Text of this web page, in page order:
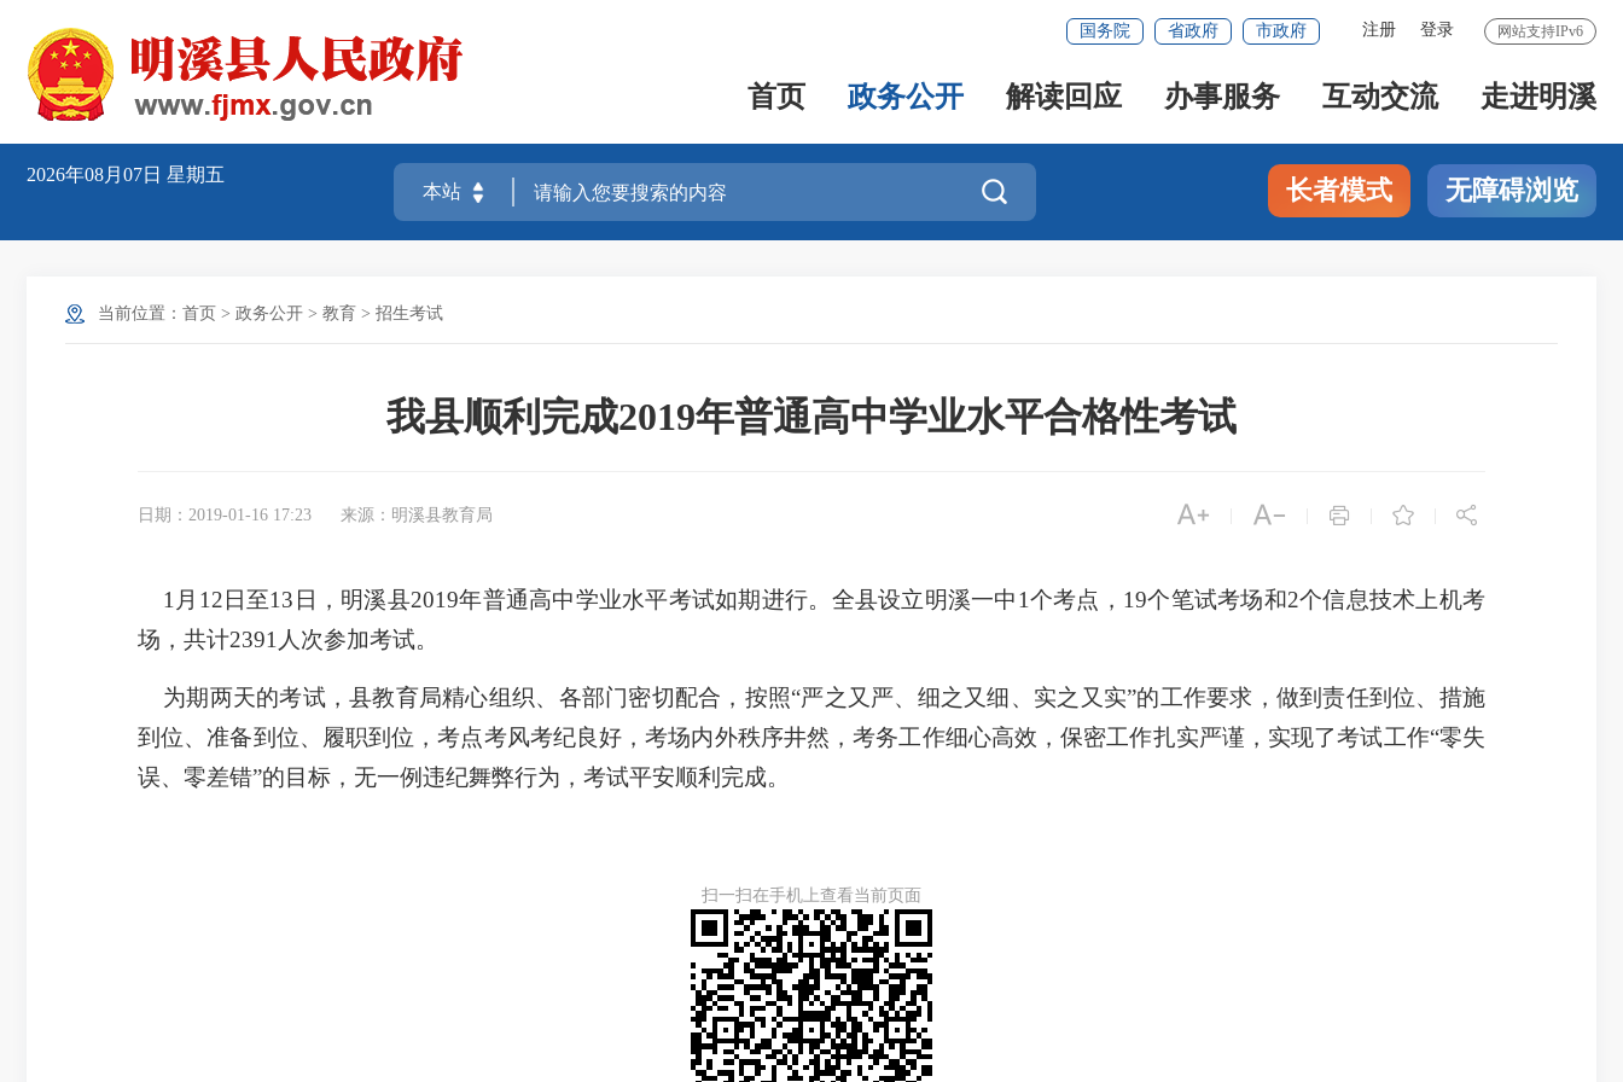
网站支持IPv6
注册 登录
国务院 省政府 市政府
首页 政务公开 解读回应 办事服务 互动交流 走进明溪
2026年08月07日 星期五
 长者模式 无障碍浏览
当前位置： 首页 > 政务公开 > 教育 > 招生考试
我县顺利完成2019年普通高中学业水平合格性考试
日期：2019-01-16 17:23 来源：明溪县教育局     
1月12日至13日，明溪县2019年普通高中学业水平考试如期进行。全县设立明溪一中1个考点，19个笔试考场和2个信息技术上机考
场，共计2391人次参加考试。
为期两天的考试，县教育局精心组织、各部门密切配合，按照“严之又严、细之又细、实之又实”的工作要求，做到责任到位、措施
到位、准备到位、履职到位，考点考风考纪良好，考场内外秩序井然，考务工作细心高效，保密工作扎实严谨，实现了考试工作“零失
误、零差错”的目标，无一例违纪舞弊行为，考试平安顺利完成。
扫一扫在手机上查看当前页面